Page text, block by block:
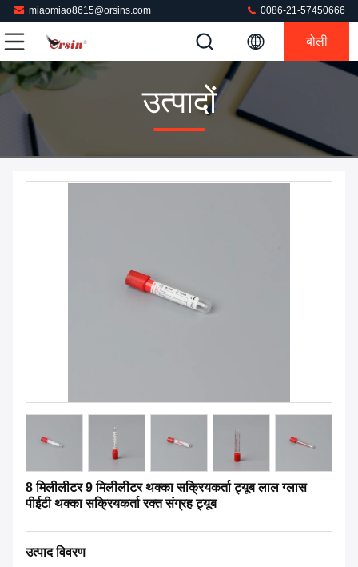
miaomiao8615@orsins.com 0086-21-57450666
बोली
उत्पादों
8 मिलीलीटर 9 मिलीलीटर थक्का सक्रियकर्ता ट्यूब लाल ग्लास
पीईटी थक्का सक्रियकर्ता रक्त संग्रह ट्यूब
उत्पाद विवरण